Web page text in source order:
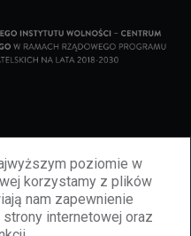
poziomie w
korzystamy z plików
nam zapewnienie
strony internetowej oraz